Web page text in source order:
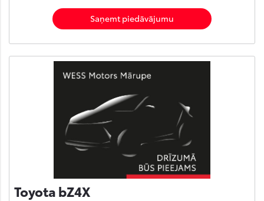
Saņemt piedāvājumu
Toyota bZ4X